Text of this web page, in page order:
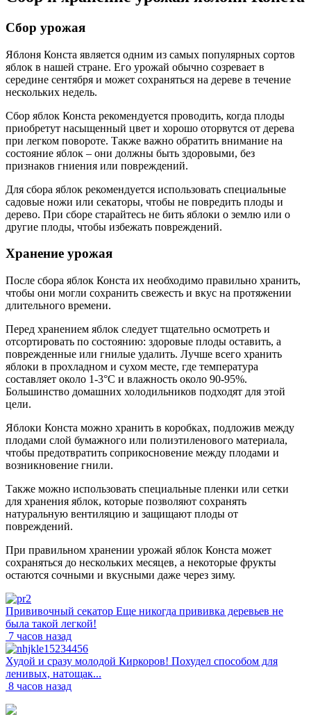
Сбор урожая
Яблоня Конста является одним из самых популярных сортов
яблок в нашей стране. Его урожай обычно созревает в
середине сентября и может сохраняться на дереве в течение
нескольких недель.
Сбор яблок Конста рекомендуется проводить, когда плоды
приобретут насыщенный цвет и хорошо оторвутся от дерева
при легком повороте. Также важно обратить внимание на
состояние яблок – они должны быть здоровыми, без
признаков гниения или повреждений.
Для сбора яблок рекомендуется использовать специальные
садовые ножи или секаторы, чтобы не повредить плоды и
дерево. При сборе старайтесь не бить яблоки о землю или о
другие плоды, чтобы избежать повреждений.
Хранение урожая
После сбора яблок Конста их необходимо правильно хранить,
чтобы они могли сохранить свежесть и вкус на протяжении
длительного времени.
Перед хранением яблок следует тщательно осмотреть и
отсортировать по состоянию: здоровые плоды оставить, а
поврежденные или гнилые удалить. Лучше всего хранить
яблоки в прохладном и сухом месте, где температура
составляет около 1-3°C и влажность около 90-95%.
Большинство домашних холодильников подходят для этой
цели.
Яблоки Конста можно хранить в коробках, подложив между
плодами слой бумажного или полиэтиленового материала,
чтобы предотвратить соприкосновение между плодами и
возникновение гнили.
Также можно использовать специальные пленки или сетки
для хранения яблок, которые позволяют сохранять
натуральную вентиляцию и защищают плоды от
повреждений.
При правильном хранении урожай яблок Конста может
сохраняться до нескольких месяцев, а некоторые фрукты
остаются сочными и вкусными даже через зиму.
Прививочный секатор Еще никогда прививка деревьев не
была такой легкой!
7 часов назад
Худой и сразу молодой Киркоров! Похудел способом для
ленивых, натощак...
8 часов назад